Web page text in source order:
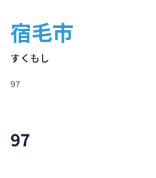
宿毛市
すくもし
97
97